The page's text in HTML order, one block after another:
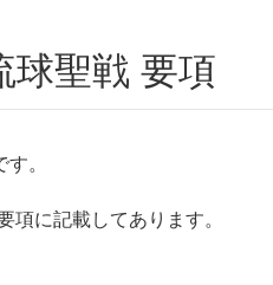
球聖戦 要項
。
項に記載してあります。